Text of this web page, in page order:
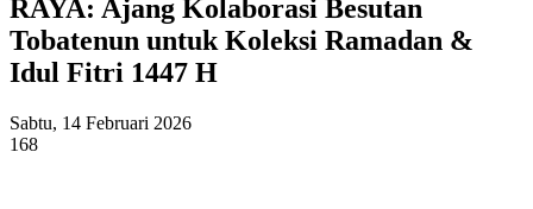
RAYA: Ajang Kolaborasi Besutan
Tobatenun untuk Koleksi Ramadan &
Idul Fitri 1447 H
Sabtu, 14 Februari 2026
168